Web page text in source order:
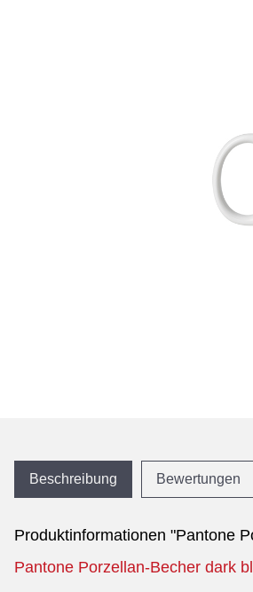
Beschreibung Bewertungen
Produktinformationen "Pantone
Pantone Porzellan-Becher dark